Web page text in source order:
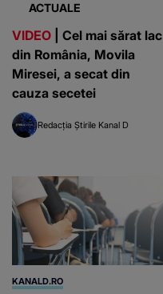
ACTUALE
VIDEO | Cel mai sărat lac
din România, Movila
Miresei, a secat din
cauza secetei
Redacția Știrile Kanal D
KANALD.RO